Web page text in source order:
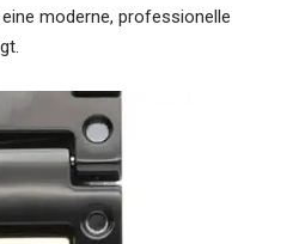
moderne, professionelle